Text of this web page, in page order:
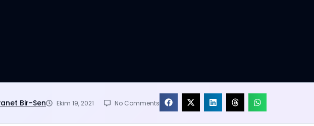
Bir-Sen Ekim 19, 2021 No Comments